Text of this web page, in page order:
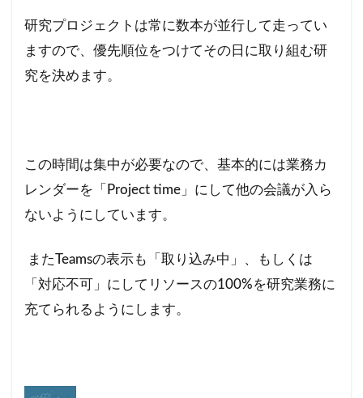
研究プロジェクトは常に数本が並行して走ってい
ますので、優先順位をつけてその日に取り組む研
究を決めます。
この時間は集中が必要なので、基本的には業務カ
レンダーを「Project time」にして他の会議が入ら
ないようにしています。
またTeamsの表示も「取り込み中」、もしくは
「対応不可」にしてリソースの100%を研究業務に
充てられるようにします。